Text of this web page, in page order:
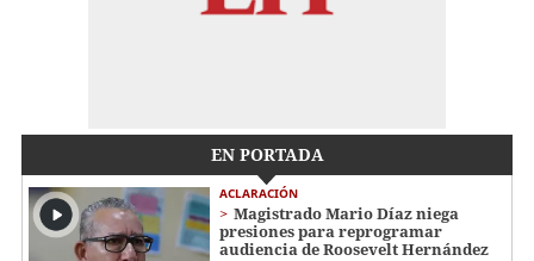
EN PORTADA
ACLARACIÓN
Magistrado Mario Díaz niega
presiones para reprogramar
audiencia de Roosevelt Hernández